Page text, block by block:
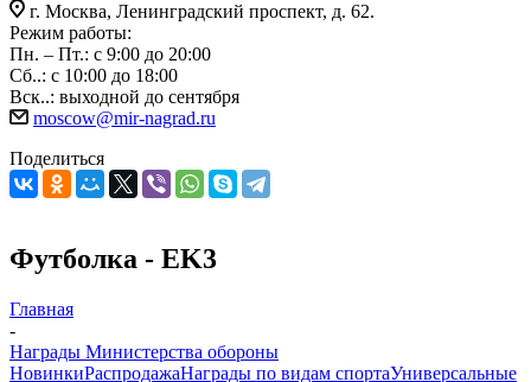
г. Москва, Ленинградский проспект, д. 62.
Режим работы:
Пн. – Пт.: с 9:00 до 20:00
Сб..: с 10:00 до 18:00
Вск..: выходной до сентября
moscow@mir-nagrad.ru
Поделиться
Футболка - EK3
Главная
-
Награды Министерства обороны
НовинкиРаспродажаНаграды по видам спортаУниверсальные